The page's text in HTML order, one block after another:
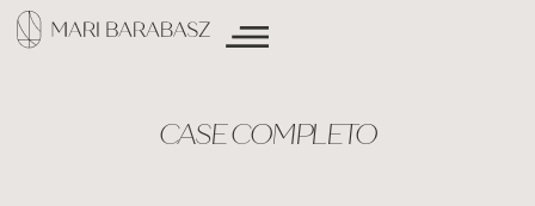
CASE COMPLETO